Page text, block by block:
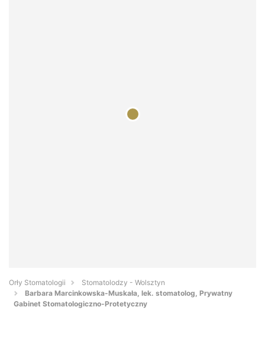
Orły Stomatologii
Stomatolodzy - Wolsztyn
Barbara Marcinkowska-Muskała, lek. stomatolog, Prywatny
Gabinet Stomatologiczno-Protetyczny